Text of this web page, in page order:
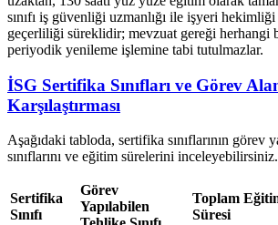
sınıfı iş güvenliği uzmanlığı ile işyeri
geçerliliği süreklidir; mevzuat gereği herhangi
periyodik yenileme işlemine tabi tutulmazlar.
İSG Sertifika Sınıfları ve Görev
Karşılaştırması
Aşağıdaki tabloda, sertifika sınıflarının
sınıflarını ve eğitim sürelerini inceleyebilirsiniz.
Sertifika
Sınıfı
Görev
Yapılabilen
Toplam
Süresi